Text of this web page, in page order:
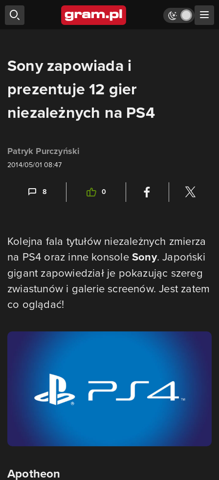
Sony zapowiada i
prezentuje 12 gier
niezależnych na PS4
Patryk Purczyński
2014/05/01 08:47
8 0
Kolejna fala tytułów niezależnych zmierza
na PS4 oraz inne konsoleSony. Japoński
gigant zapowiedział je pokazując szereg
zwiastunów i galerie screenów. Jest zatem
co oglądać!
Apotheon